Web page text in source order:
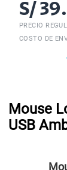
S/
PRECIO
COSTO DE
Mouse
USB